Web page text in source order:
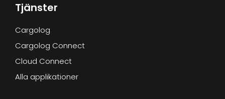
Tjänster
Cargolog
Cargolog Connect
Cloud Connect
Alla applikationer